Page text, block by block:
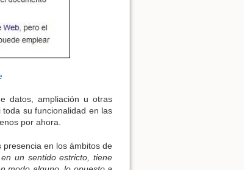
datos, ampliación u otras
su funcionalidad en las
por ahora.
en los ámbitos de
en un sentido estricto, tiene